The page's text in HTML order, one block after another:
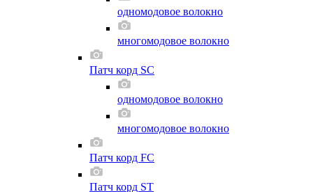
одномодовое волокно
многомодовое волокно
Патч корд SC
одномодовое волокно
многомодовое волокно
Патч корд FC
Патч корд ST